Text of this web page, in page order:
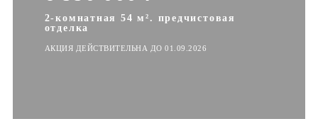
2-комнатная 54 м². предчистовая
отделка
АКЦИЯ ДЕЙСТВИТЕЛЬНА ДО 01.09.2026